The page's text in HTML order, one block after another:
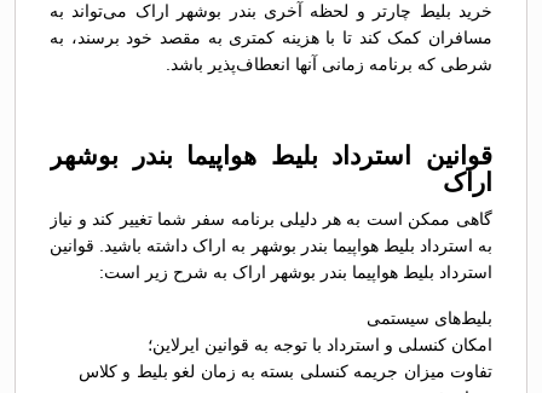
خرید بلیط چارتر و لحظه آخری بندر بوشهر اراک می‌تواند به
مسافران کمک کند تا با هزینه کمتری به مقصد خود برسند، به
شرطی که برنامه زمانی آنها انعطاف‌پذیر باشد.
قوانین استرداد بلیط هواپیما بندر بوشهر
اراک
گاهی ممکن است به هر دلیلی برنامه سفر شما تغییر کند و نیاز
به استرداد بلیط هواپیما بندر بوشهر به اراک داشته باشید. قوانین
استرداد بلیط هواپیما بندر بوشهر اراک به شرح زیر است:
بلیط‌های سیستمی
امکان کنسلی و استرداد با توجه به قوانین ایرلاین؛
تفاوت میزان جریمه کنسلی بسته به زمان لغو بلیط و کلاس